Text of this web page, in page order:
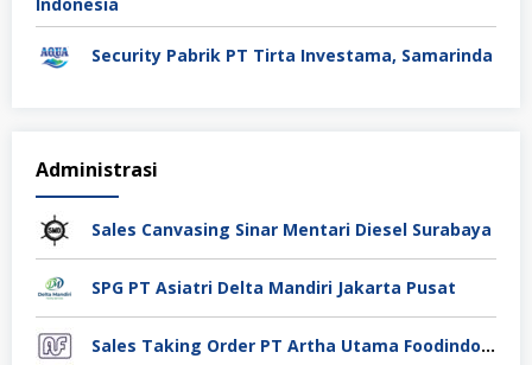
Security Pabrik PT Tirta Investama, Samarinda
Administrasi
Sales Canvasing Sinar Mentari Diesel Surabaya
SPG PT Asiatri Delta Mandiri Jakarta Pusat
Sales Taking Order PT Artha Utama Foodindo Tangerang